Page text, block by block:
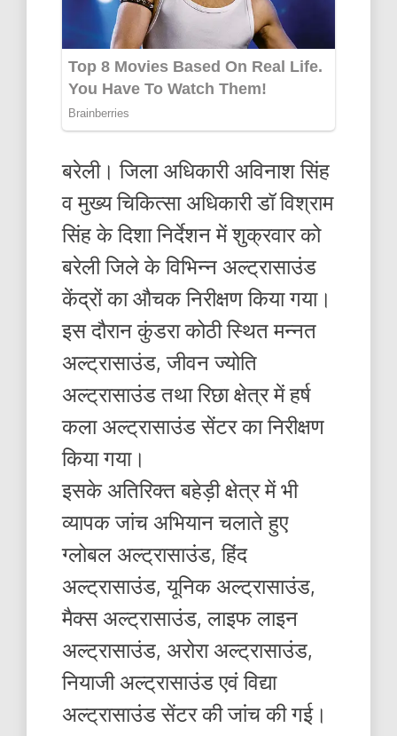
बरेली। जिला अधिकारी अविनाश सिंह
व मुख्य चिकित्सा अधिकारी डॉ विश्राम
सिंह के दिशा निर्देशन में शुक्रवार को
बरेली जिले के विभिन्न अल्ट्रासाउंड
केंद्रों का औचक निरीक्षण किया गया।
इस दौरान कुंडरा कोठी स्थित मन्नत
अल्ट्रासाउंड, जीवन ज्योति
अल्ट्रासाउंड तथा रिछा क्षेत्र में हर्ष
कला अल्ट्रासाउंड सेंटर का निरीक्षण
किया गया।
इसके अतिरिक्त बहेड़ी क्षेत्र में भी
व्यापक जांच अभियान चलाते हुए
ग्लोबल अल्ट्रासाउंड, हिंद
अल्ट्रासाउंड, यूनिक अल्ट्रासाउंड,
मैक्स अल्ट्रासाउंड, लाइफ लाइन
अल्ट्रासाउंड, अरोरा अल्ट्रासाउंड,
नियाजी अल्ट्रासाउंड एवं विद्या
अल्ट्रासाउंड सेंटर की जांच की गई।